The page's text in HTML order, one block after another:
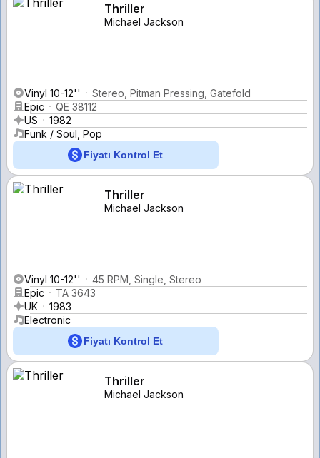
Thriller
Michael Jackson
Vinyl 10-12''
Stereo, Pitman Pressing, Gatefold
Epic
QE 38112
US
1982
Funk / Soul, Pop
Fiyatı Kontrol Et
Thriller
Michael Jackson
Vinyl 10-12''
45 RPM, Single, Stereo
Epic
TA 3643
UK
1983
Electronic
Fiyatı Kontrol Et
Thriller
Michael Jackson